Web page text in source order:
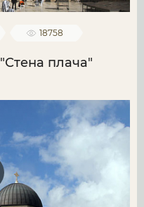
18758
плача"